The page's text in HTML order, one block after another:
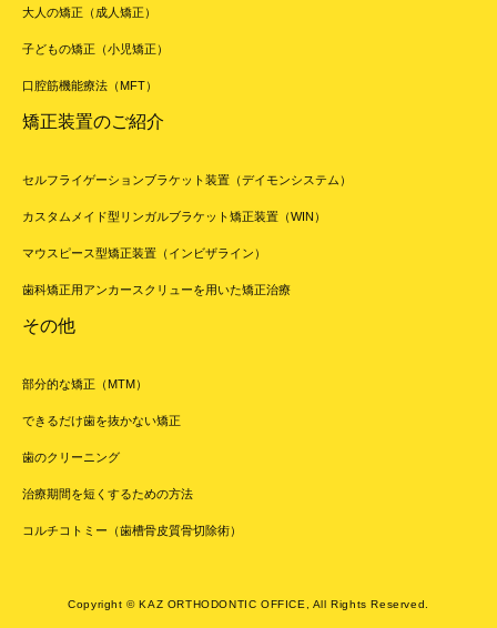
大人の矯正（成人矯正）
子どもの矯正（小児矯正）
口腔筋機能療法（MFT）
矯正装置のご紹介
セルフライゲーションブラケット装置（デイモンシステム）
カスタムメイド型リンガルブラケット矯正装置（WIN）
マウスピース型矯正装置（インビザライン）
歯科矯正用アンカースクリューを用いた矯正治療
その他
部分的な矯正（MTM）
できるだけ歯を抜かない矯正
歯のクリーニング
治療期間を短くするための方法
コルチコトミー（歯槽骨皮質骨切除術）
Copyright © KAZ ORTHODONTIC OFFICE, All Rights Reserved.